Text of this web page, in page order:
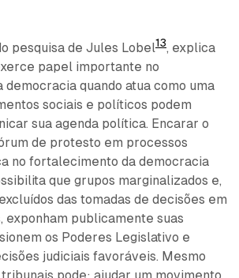
pesquisa de Jules Lobel13, explica
papel importante no
quando atua como uma
sociais e políticos podem
sua agenda política. Encarar o
de protesto em processos
no fortalecimento da democracia
que grupos marginalizados e,
das tomadas de decisões em
exponham publicamente suas
os Poderes Legislativo e
judiciais favoráveis. Mesmo